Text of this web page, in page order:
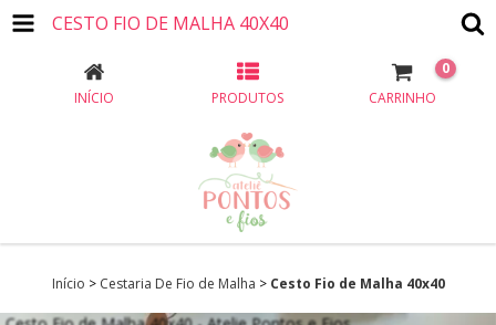
CESTO FIO DE MALHA 40X40
INÍCIO PRODUTOS CARRINHO
0
Início > Cestaria De Fio de Malha > Cesto Fio de Malha 40x40